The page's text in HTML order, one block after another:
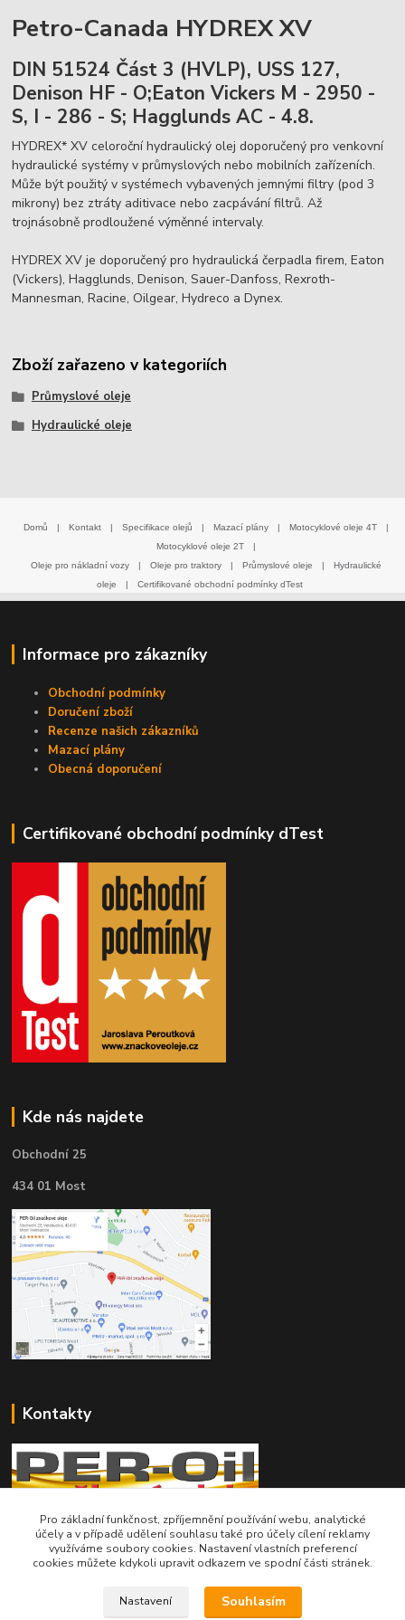
Petro-Canada HYDREX XV
DIN 51524 Část 3 (HVLP), USS 127,
Denison HF - O;Eaton Vickers M - 2950 -
S, I - 286 - S; Hagglunds AC - 4.8.
HYDREX* XV celoroční hydraulický olej doporučený pro venkovní
hydraulické systémy v průmyslových nebo mobilních zařízeních.
Může být použitý v systémech vybavených jemnými filtry (pod 3
mikrony) bez ztráty aditivace nebo zacpávání filtrů. Až
trojnásobně prodloužené výměnné intervaly.
HYDREX XV je doporučený pro hydraulická čerpadla firem, Eaton
(Vickers), Hagglunds, Denison, Sauer-Danfoss, Rexroth-
Mannesman, Racine, Oilgear, Hydreco a Dynex.
Zboží zařazeno v kategoriích
Průmyslové oleje
Hydraulické oleje
Domů | Kontakt | Specifikace olejů | Mazací plány | Motocyklové oleje 4T
|
Motocyklové oleje 2T
|
Oleje pro nákladní vozy
| Oleje pro traktory | Průmyslové oleje |
Hydraulické
oleje
| Certifikované obchodní podmínky dTest
Informace pro zákazníky
Obchodní podmínky
Doručení zboží
Recenze našich zákazníků
Mazací plány
Obecná doporučení
Certifikované obchodní podmínky dTest
Kde nás najdete
Obchodní 25
434 01 Most
Kontakty
Telefon pro technické dotazy: 775 113 255
Telefon do našeho obchodu : 774 993 479
info@znackoveoleje.cz
Pro základní funkčnost, zpříjemnění používání webu, analytické
účely a v případě udělení souhlasu také pro účely cílení reklamy
využíváme soubory cookies. Nastavení vlastních preferencí
cookies můžete kdykoli upravit odkazem ve spodní části stránek.
Nastavení Souhlasím